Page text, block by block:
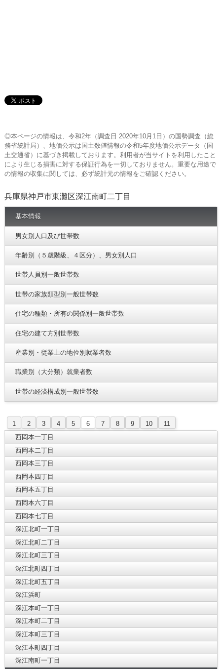
◎本ページの情報は、令和2年（調査日 2020年10月1日）の国勢調査（総
務省統計局）、地価公示は国土数値情報の令和5年度地価公示データ（国
土交通省）に基づき掲載しております。利用者が当サイトを利用したこと
により生じる損害に対する保証行為を一切しておりません。重要な用途で
の情報の収集に関しては、必ず統計元の情報をご確認ください。
兵庫県神戸市東灘区深江南町二丁目
基本情報
男女別人口及び世帯数
年齢別（５歳階級、４区分）、男女別人口
世帯人員別一般世帯数
世帯の家族類型別一般世帯数
住宅の種類・所有の関係別一般世帯数
住宅の建て方別世帯数
産業別・従業上の地位別就業者数
職業別（大分類）就業者数
世帯の経済構成別一般世帯数
1 2 3 4 5 6 7 8 9 10
11
西岡本一丁目
西岡本二丁目
西岡本三丁目
西岡本四丁目
西岡本五丁目
西岡本六丁目
西岡本七丁目
深江北町一丁目
深江北町二丁目
深江北町三丁目
深江北町四丁目
深江北町五丁目
深江浜町
深江本町一丁目
深江本町二丁目
深江本町三丁目
深江本町四丁目
深江南町一丁目